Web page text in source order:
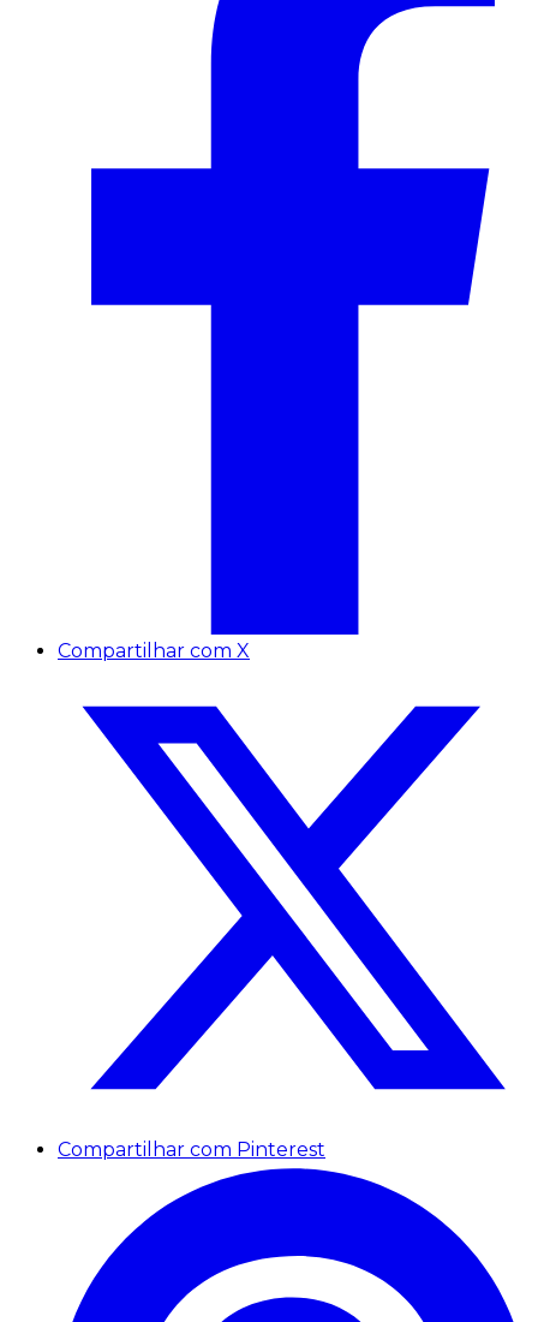
Compartilhar com X
Compartilhar com Pinterest